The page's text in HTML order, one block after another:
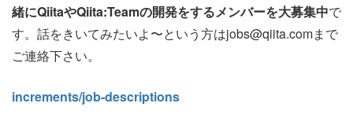
緒にQiitaやQiita:Teamの開発をするメンバーを大募集中で
す。話をきいてみたいよ〜という方はjobs@qiita.comまで
ご連絡下さい。
increments/job-descriptions